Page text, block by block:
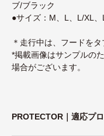
ブ/ブラック
●サイズ：M、L、L/XL
＊走行中は、フードを
*掲載画像はサンプルの
場合がございます。
PROTECTOR｜適応プ